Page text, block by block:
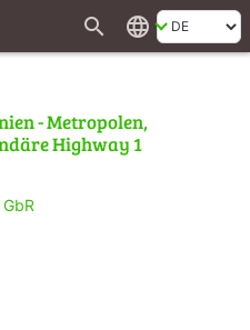
search language
- Metropolen,
Highway 1